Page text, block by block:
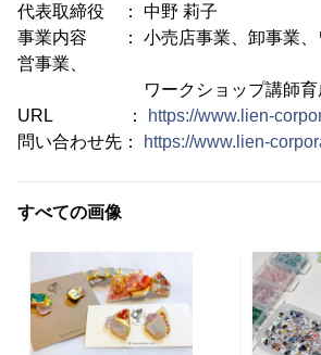
代表取締役 ： 中野 莉子
事業内容 ： 小売店事業、卸事業、
営事業、
ワークショップ講師育成
URL ：
https://www.lien-
問い合わせ先：
https://www.lien-
すべての画像